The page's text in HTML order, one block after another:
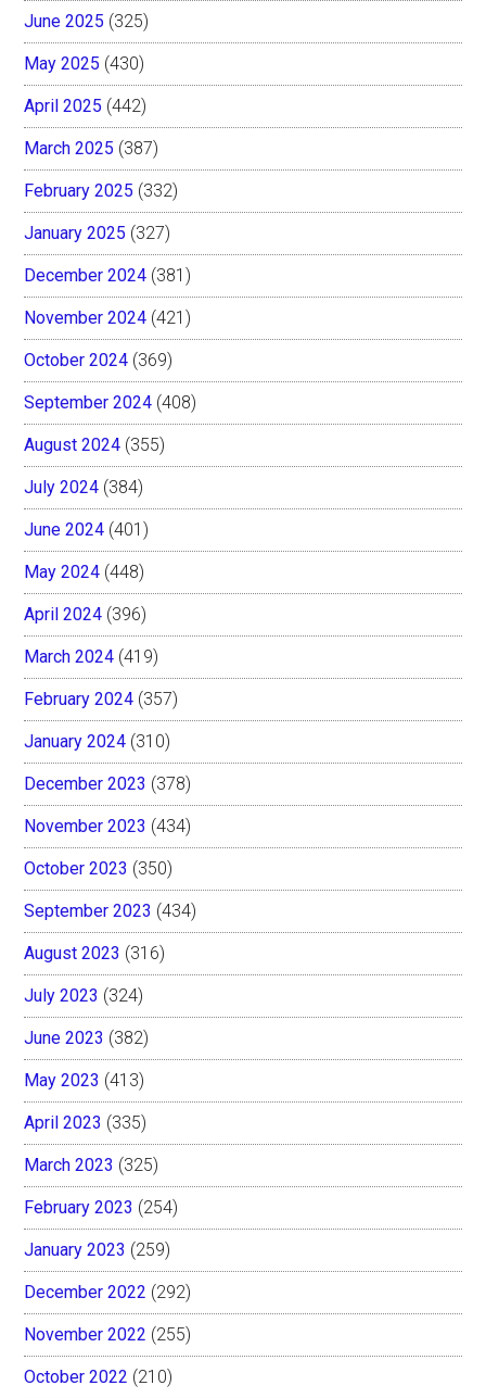
June 2025 (325)
May 2025 (430)
April 2025 (442)
March 2025 (387)
February 2025 (332)
January 2025 (327)
December 2024 (381)
November 2024 (421)
October 2024 (369)
September 2024 (408)
August 2024 (355)
July 2024 (384)
June 2024 (401)
May 2024 (448)
April 2024 (396)
March 2024 (419)
February 2024 (357)
January 2024 (310)
December 2023 (378)
November 2023 (434)
October 2023 (350)
September 2023 (434)
August 2023 (316)
July 2023 (324)
June 2023 (382)
May 2023 (413)
April 2023 (335)
March 2023 (325)
February 2023 (254)
January 2023 (259)
December 2022 (292)
November 2022 (255)
October 2022 (210)